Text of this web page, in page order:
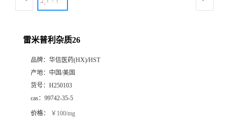
誉
雷米普利杂质26
品牌： 华信医药(HX)/HST
产地： 中国/美国
货号： H250103
cas： 99742-35-5
价格： ￥100/mg